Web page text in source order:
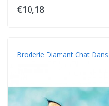
€10,18
Broderie Diamant Chat